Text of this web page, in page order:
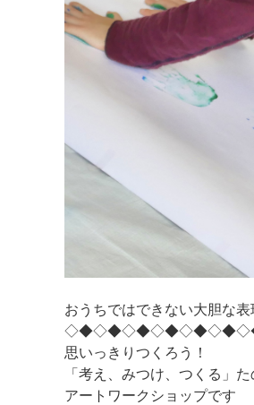
おうちではできない大胆な
思いっきりつくろう！
「考え、みつけ、つくる」
アートワークショップです